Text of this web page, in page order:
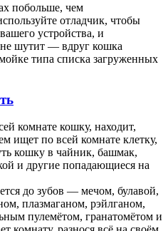
побольше, чем
отладчик, чтобы
устройства, и
шутит — вдруг кошка
типа списка загруженных
комнате кошку, находит,
ищет по всей комнате клетку,
кошку в чайник, башмак,
и дpугие попадающиеся на
до зубов — мечом, булавой,
плазмаганом, pэйлганом,
пулемётом, гранатомётом и